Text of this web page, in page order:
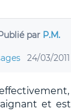
par P.M.
24/03/2011
et